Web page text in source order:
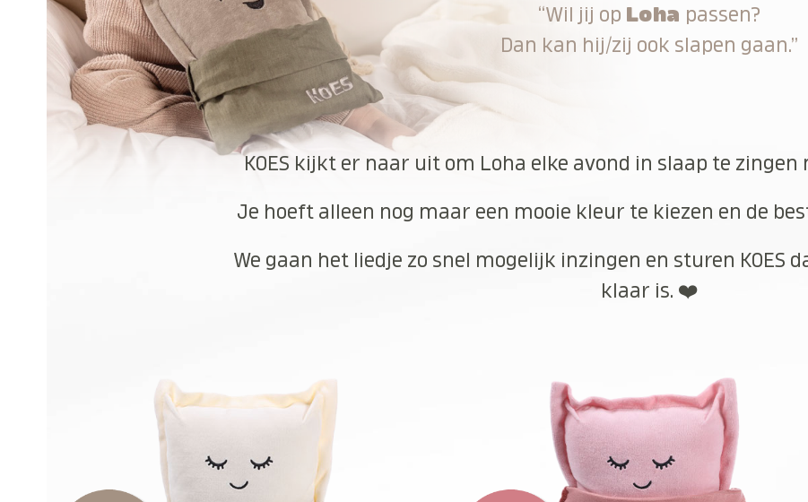
“Wil jij op Loha passen?
Dan kan hij/zij ook slapen gaan.”
KOES kijkt er naar uit om Loha elke avond in slaap te
Je hoeft alleen nog maar een mooie kleur te kiezen en de
We gaan het liedje zo snel mogelijk inzingen en sturen KOES
klaar is. ❤️